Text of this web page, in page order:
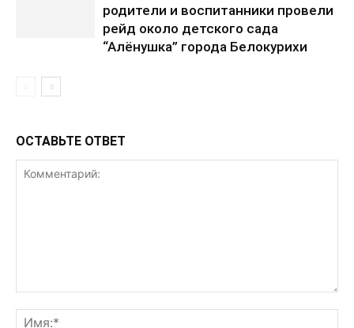
родители и воспитанники провели
рейд около детского сада
“Алёнушка” города Белокурихи
ОСТАВЬТЕ ОТВЕТ